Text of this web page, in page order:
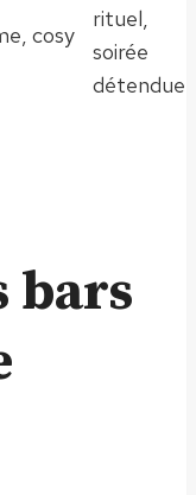
cosy
rituel,
soirée
détendue
bars